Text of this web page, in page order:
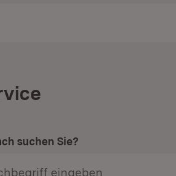
suchen Sie?